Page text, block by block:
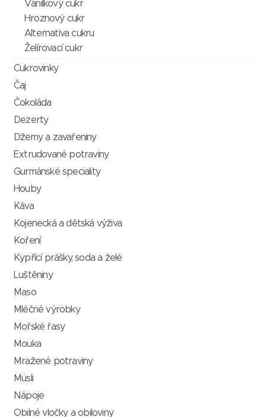
Vanilkový cukr
Hroznový cukr
Alternativa cukru
Želírovací cukr
Cukrovinky
Čaj
Čokoláda
Dezerty
Džemy a zavařeniny
Extrudované potraviny
Gurmánské speciality
Houby
Káva
Kojenecká a dětská výživa
Koření
Kypřící prášky, soda a želé
Luštěniny
Maso
Mléčné výrobky
Mořské řasy
Mouka
Mražené potraviny
Müsli
Nápoje
Obilné vločky a obiloviny